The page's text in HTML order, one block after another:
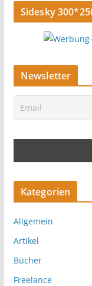
Sidesky
Newsletter
Kategorien
Allgemein
Artikel
Bücher
Freelance